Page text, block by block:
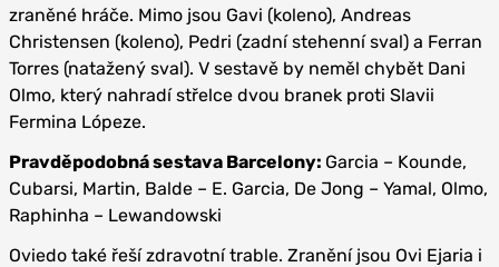
zraněné hráče. Mimo jsou Gavi (koleno), Andreas
Christensen (koleno), Pedri (zadní stehenní sval) a Ferran
Torres (natažený sval). V sestavě by neměl chybět Dani
Olmo, který nahradí střelce dvou branek proti Slavii
Fermina Lópeze.
Pravděpodobná sestava Barcelony: Garcia – Kounde,
Cubarsi, Martin, Balde – E. Garcia, De Jong – Yamal, Olmo,
Raphinha – Lewandowski
Oviedo také řeší zdravotní trable. Zranění jsou Ovi Ejaria i